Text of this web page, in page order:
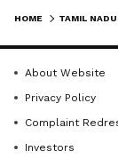
HOME TAMIL
About Website
Privacy Policy
Complaint
Investors